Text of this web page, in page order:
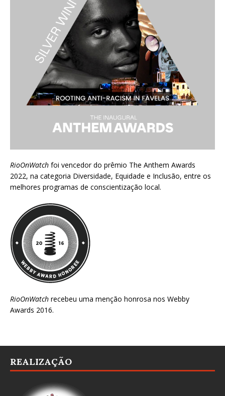
RioOnWatch foi vencedor do prêmio The Anthem Awards
2022, na categoria Diversidade, Equidade e Inclusão, entre os
melhores programas de conscientização local.
RioOnWatch recebeu uma menção honrosa nos Webby
Awards 2016.
REALIZAÇÃO